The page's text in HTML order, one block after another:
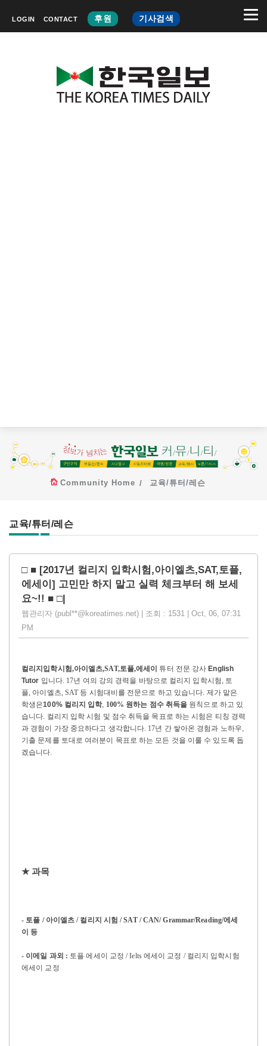
LOGIN CONTACT 후원 기사검색
Community Home 교육/튜터/레슨
교육/튜터/레슨
□ ■ [2017년 컬리지 입학시험,아이엘츠,SAT,토플,
에세이] 고민만 하지 말고 실력 체크부터 해 보세
요~!! ■ □|
웹관리자 (publ**@koreatimes.net) | 조회 : 1531 | Oct, 06, 07:31
PM
컬리지입학시험,아이엘츠,SAT,토플,에세이 튜터 전문 강사English
Tutor 입니다. 17년 여의 강의 경력을 바탕으로 컬리지 입학시험,
토
플 아이엘츠 , SAT 등 시험대비를 전문으로 하고 있습니다. 제가 맡은
학생은100% 컬리지 입학, 100% 원하는 점수 취득을 원칙으로 하고 있
습니다. 컬리지 입학 시험 및 점수 취득을 목표로 하는 시험은 티칭 경력
과 경험이 가장 중요하다고 생각합니다 . 17년 간 쌓아온 경험과 노하우,
기출 문제를 토대로 여러분이 목표로 하는 모든 것을 이룰 수 있도록 돕
겠습니다
★과목
- 토플 / 아이엘츠/ 컬리지 시험/ SAT / CAN/ Grammar/Reading/에세
이 등
- 이메일 과외 : 토플 에세이 교정/ Ielts 에세이 교정 / 컬리지 입학시험
에세이 교정